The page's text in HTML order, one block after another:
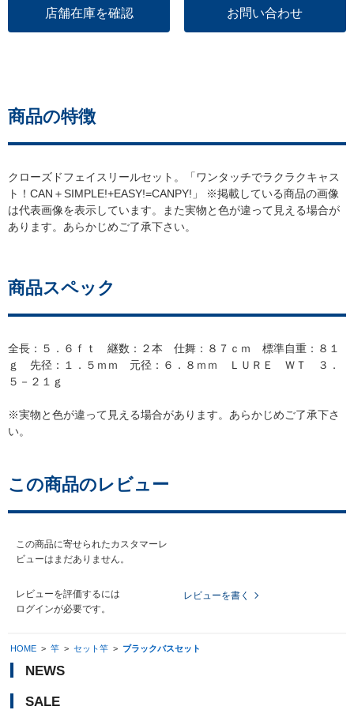
店舗在庫を確認 お問い合わせ
商品の特徴
クローズドフェイスリールセット。「ワンタッチでラクラクキャス
ト！CAN＋SIMPLE!+EASY!=CANPY!」 ※掲載している商品の画像
は代表画像を表示しています。また実物と色が違って見える場合が
あります。あらかじめご了承下さい。
商品スペック
全長：５．６ｆｔ 継数：２本 仕舞：８７ｃｍ 標準自重：８１
ｇ 先径：１．５ｍｍ 元径：６．８ｍｍ ＬＵＲＥ ＷＴ ３．
５－２１ｇ
※実物と色が違って見える場合があります。あらかじめご了承下さ
い。
この商品のレビュー
この商品に寄せられたカスタマーレ
ビューはまだありません。
レビューを評価するには
ログインが必要です。
レビューを書く
HOME > 竿 > セット竿 > ブラックバスセット
NEWS
SALE